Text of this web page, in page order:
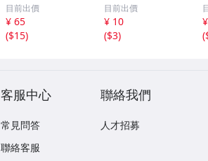
目前出價
¥ 65
($15)
年D） 251218
目前出價
¥ 10
($3)
(
客服中心
常見問答
聯絡客服
聯絡我們
人才招募